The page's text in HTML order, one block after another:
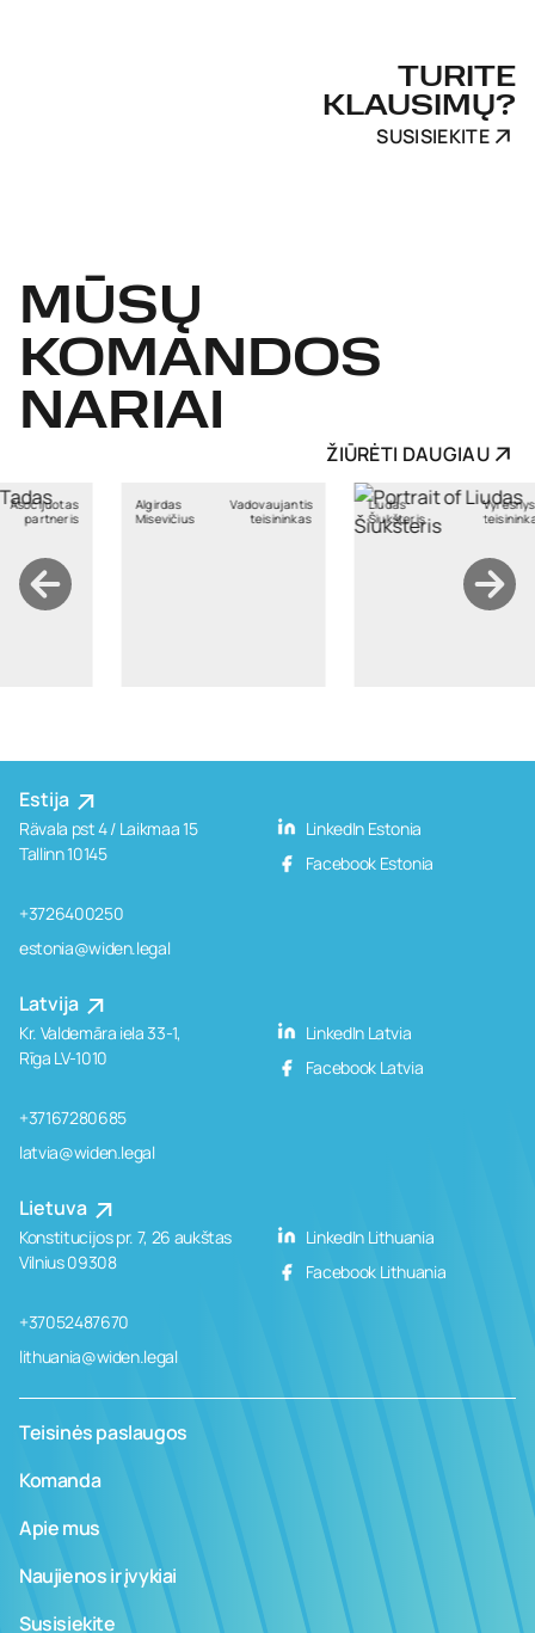
TURITE
KLAUSIMŲ?
SUSISIEKITE
MŪSŲ
KOMANDOS
NARIAI
ŽIŪRĖTI DAUGIAU
Vadovaujantis
teisininkas
Šiukšteris
Vyresnysis
teisininkas
Regina
Kavaliauskaitė
Estija
Rävala pst 4 / Laikmaa 15
Tallinn 10145
+3726400250
estonia@widen.legal
LinkedIn Estonia
Facebook Estonia
Latvija
Kr. Valdemāra iela 33-1,
Rīga LV-1010
+37167280685
latvia@widen.legal
LinkedIn Latvia
Facebook Latvia
Lietuva
Konstitucijos pr. 7, 26 aukštas
Vilnius 09308
+37052487670
lithuania@widen.legal
LinkedIn Lithuania
Facebook Lithuania
Teisinės paslaugos
Komanda
Apie mus
Naujienos ir įvykiai
Susisiekite